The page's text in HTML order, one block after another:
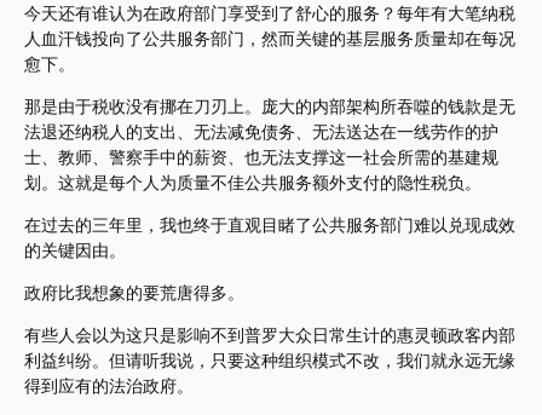
今天还有谁认为在政府部门享受到了舒心的服务？每年有大笔纳税
人血汗钱投向了公共服务部门，然而关键的基层服务质量却在每况
愈下。
那是由于税收没有挪在刀刃上。庞大的内部架构所吞噬的钱款是无
法退还纳税人的支出、无法减免债务、无法送达在一线劳作的护
士、教师、警察手中的薪资、也无法支撑这一社会所需的基建规
划。这就是每个人为质量不佳公共服务额外支付的隐性税负。
在过去的三年里，我也终于直观目睹了公共服务部门难以兑现成效
的关键因由。
政府比我想象的要荒唐得多。
有些人会以为这只是影响不到普罗大众日常生计的惠灵顿政客内部
利益纠纷。但请听我说，只要这种组织模式不改，我们就永远无缘
得到应有的法治政府。